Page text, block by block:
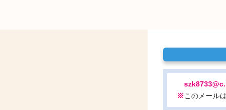
※このメール